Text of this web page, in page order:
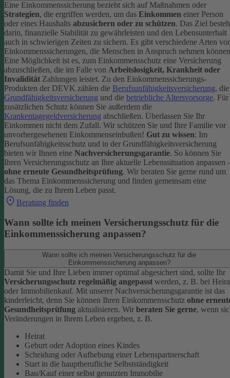
Eine Einkommenssicherung bezieht sich auf Maßnahmen oder
Strategien, die ergriffen werden, um das Einkommen einer Person
oder eines Haushalts abzusichern oder zu schützen. Das Ziel
darin, finanzielle Stabilität zu gewährleisten und den Lebensunterhalt
auch in schwierigen Zeiten zu sichern. Es gibt verschiedene Arten
Einkommenssicherungen, die Menschen in Anspruch nehmen
Eine Möglichkeit ist es, zum Einkommensschutz eine Versicherung
abzuschließen, die im Falle von Arbeitslosigkeit, Krankheit oder
Invalidität Zahlungen leistet. Zu den Einkommenssicherungs-
Produkten der DEVK zählen die Berufsunfähigkeitsversicherung, die
Grundfähigkeitsversicherung und die betriebliche Altersvorsorge. Für
zusätzlichen Schutz können Sie außerdem die
Krankentagegeldversicherung abschließen. Überlassen Sie Ihr
Einkommen nicht dem Zufall. Wir schützen Sie und Ihre Familie vor
unvorhergesehenen Einkommenseinbußen! Gut zu wissen: Im
Berufsunfähigkeitsschutz und in der Grundfähigkeitsversicherung
bieten wir Ihnen eine Nachversicherungsgarantie. So können Sie
Ihren Versicherungsschutz an Ihre aktuelle Lebenssituation anpassen
ohne erneute Gesundheitsprüfung. Wir beraten Sie gerne rund um
das Thema Einkommenssicherung und finden gemeinsam eine
Lösung, die zu Ihrem Leben passt.
Beratung finden
Wann sollte ich meinen Versicherungsschutz für die
Einkommenssicherung anpassen?
Wann sollte ich meinen Versicherungsschutz für die
Einkommenssicherung anpassen?
Damit Sie und Ihre Lieben immer optimal abgesichert sind, sollte Ihr
Versicherungsschutz regelmäßig angepasst werden, z. B. bei
oder Immobilienkauf. Mit unserer Nachversicherungsgarantie ist das
kinderleicht, denn Sie können Ihren Einkommensschutz ohne
Gesundheitsprüfung aktualisieren. Wir beraten Sie gerne, wenn
Veränderungen in Ihrem Leben ergeben, z. B.
Heirat
Geburt oder Adoption eines Kindes
Scheidung oder Aufhebung einer Lebenspartnerschaft
Start in die hauptberufliche Selbstständigkeit
Bau/Kauf einer selbst genutzten Immobilie